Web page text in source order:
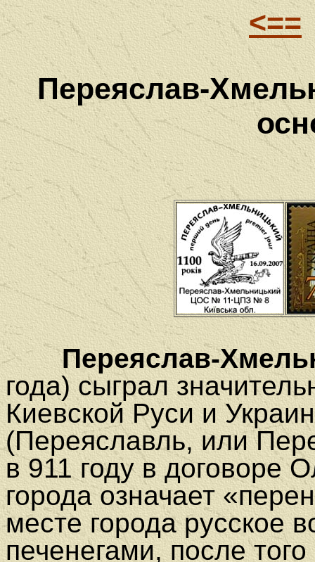
<==
Переяслав-
Переяслав-
года) сыграл
Киевской Руси и
(Переяславль, или
в 911 году в договоре
города означает
месте города русское
печенегами, после